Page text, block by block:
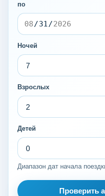
по
Ночей
Взрослых
Детей
Диапазон дат начала
Проверить